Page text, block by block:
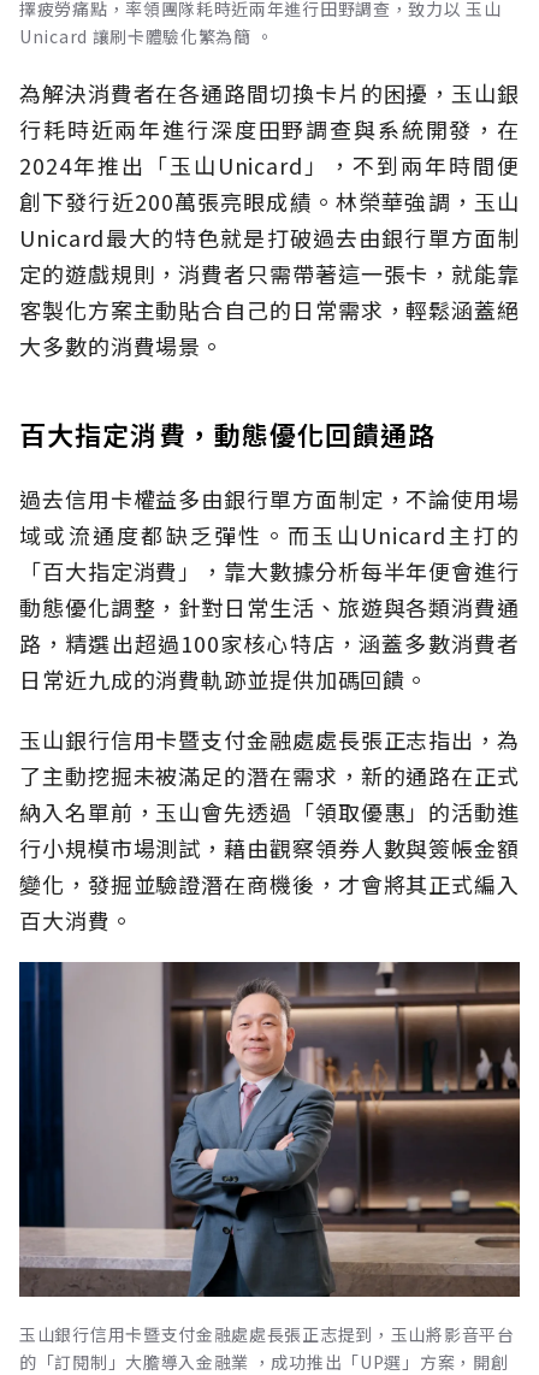
擇疲勞痛點，率領團隊耗時近兩年進行田野調查，致力以 玉山
Unicard 讓刷卡體驗化繁為簡 。
為解決消費者在各通路間切換卡片的困擾，玉山銀
行耗時近兩年進行深度田野調查與系統開發，在
2024年推出「玉山Unicard」，不到兩年時間便
創下發行近200萬張亮眼成績。林榮華強調，玉山
Unicard最大的特色就是打破過去由銀行單方面制
定的遊戲規則，消費者只需帶著這一張卡，就能靠
客製化方案主動貼合自己的日常需求，輕鬆涵蓋絕
大多數的消費場景。
百大指定消費，動態優化回饋通路
過去信用卡權益多由銀行單方面制定，不論使用場
域或流通度都缺乏彈性。而玉山Unicard主打的
「百大指定消費」，靠大數據分析每半年便會進行
動態優化調整，針對日常生活、旅遊與各類消費通
路，精選出超過100家核心特店，涵蓋多數消費者
日常近九成的消費軌跡並提供加碼回饋。
玉山銀行信用卡暨支付金融處處長張正志指出，為
了主動挖掘未被滿足的潛在需求，新的通路在正式
納入名單前，玉山會先透過「領取優惠」的活動進
行小規模市場測試，藉由觀察領券人數與簽帳金額
變化，發掘並驗證潛在商機後，才會將其正式編入
百大消費。
玉山銀行信用卡暨支付金融處處長張正志提到，玉山將影音平台
的「訂閱制」大膽導入金融業 ，成功推出「UP選」方案，開創